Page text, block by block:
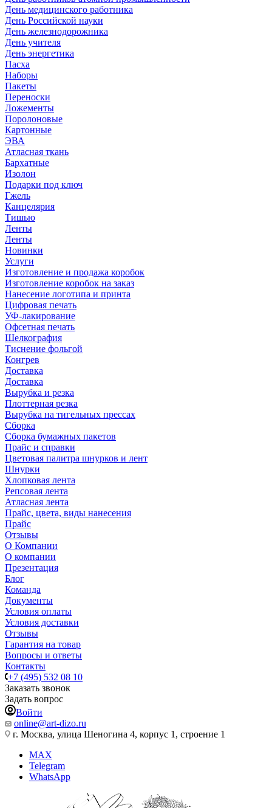
День медицинского работника
День Российской науки
День железнодорожника
День учителя
День энергетика
Пасха
Наборы
Пакеты
Переноски
Ложементы
Поролоновые
Картонные
ЭВА
Атласная ткань
Бархатные
Изолон
Подарки под ключ
Гжель
Канцелярия
Тишью
Ленты
Ленты
Новинки
Услуги
Изготовление и продажа коробок
Изготовление коробок на заказ
Нанесение логотипа и принта
Цифровая печать
УФ-лакирование
Офсетная печать
Шелкография
Тиснение фольгой
Конгрев
Доставка
Доставка
Вырубка и резка
Плоттерная резка
Вырубка на тигельных прессах
Сборка
Сборка бумажных пакетов
Прайс и справки
Цветовая палитра шнурков и лент
Шнурки
Хлопковая лента
Репсовая лента
Атласная лента
Прайс, цвета, виды нанесения
Прайс
Отзывы
О Компании
О компании
Презентация
Блог
Команда
Документы
Условия оплаты
Условия доставки
Отзывы
Гарантия на товар
Вопросы и ответы
Контакты
+7 (495) 532 08 10
Заказать звонок
Задать вопрос
Войти
online@art-dizo.ru
г. Москва, улица Шеногина 4, корпус 1, строение 1
MAX
Telegram
WhatsApp